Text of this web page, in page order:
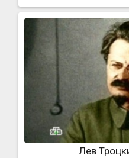
Лев